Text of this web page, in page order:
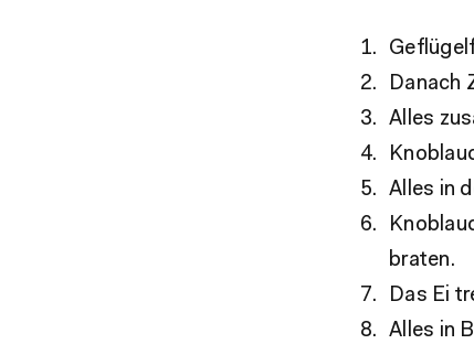
Danach
Alles
Alles in
braten.
Das Ei
Alles in